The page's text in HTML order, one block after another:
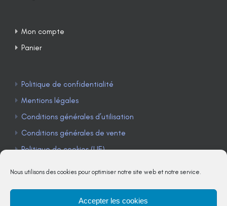
Nous utilisons des cookies pour optimiser notre site web et notre service.
Accepter les cookies
Mon compte
Panier
Politique de confidentialité
Mentions légales
Conditions générales d’utilisation
Conditions générales de vente
Politique de cookies (UE)